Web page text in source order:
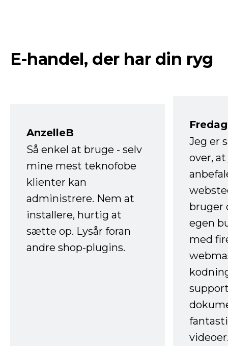
E-handel, der har din ryg
AnzelleB
Så enkel at bruge - selv
mine mest teknofobe
klienter kan
administrere. Nem at
installere, hurtig at
sætte op. Lysår foran
andre shop-plugins.
Jeg er
over,
bruger
egen
med